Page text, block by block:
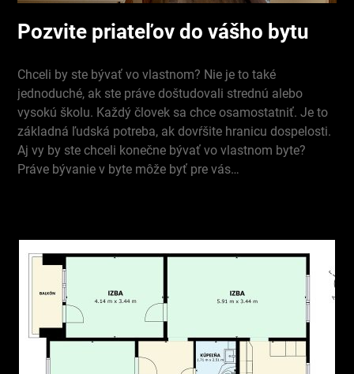
Pozvite priateľov do vášho bytu
Chceli by ste bývať vo vlastnom? Nie je to také
jednoduché, ak ste práve doštudovali strednú alebo
vysokú školu. Každý človek sa chce osamostatniť. Je to
základná ľudská potreba, ak dovŕšite hranicu dospelosti.
Aj vy by ste chceli konečne bývať vo vlastnom byte?
Práve bývanie v byte môže byť pre vás…